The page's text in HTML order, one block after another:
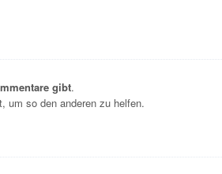
gibt.
um so den anderen zu helfen.